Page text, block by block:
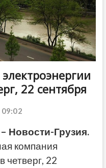
22 сентября
09:02
Новости-Грузия.
компания
четверг, 22